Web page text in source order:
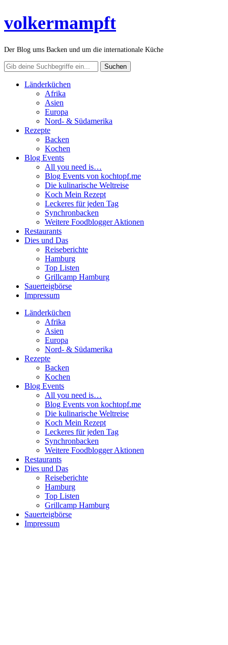
volkermampft
Der Blog ums Backen und um die internationale Küche
Länderküchen
Afrika
Asien
Europa
Nord- & Südamerika
Rezepte
Backen
Kochen
Blog Events
All you need is…
Blog Events von kochtopf.me
Die kulinarische Weltreise
Koch Mein Rezept
Leckeres für jeden Tag
Synchronbacken
Weitere Foodblogger Aktionen
Restaurants
Dies und Das
Reiseberichte
Hamburg
Top Listen
Grillcamp Hamburg
Sauerteigbörse
Impressum
Länderküchen
Afrika
Asien
Europa
Nord- & Südamerika
Rezepte
Backen
Kochen
Blog Events
All you need is…
Blog Events von kochtopf.me
Die kulinarische Weltreise
Koch Mein Rezept
Leckeres für jeden Tag
Synchronbacken
Weitere Foodblogger Aktionen
Restaurants
Dies und Das
Reiseberichte
Hamburg
Top Listen
Grillcamp Hamburg
Sauerteigbörse
Impressum